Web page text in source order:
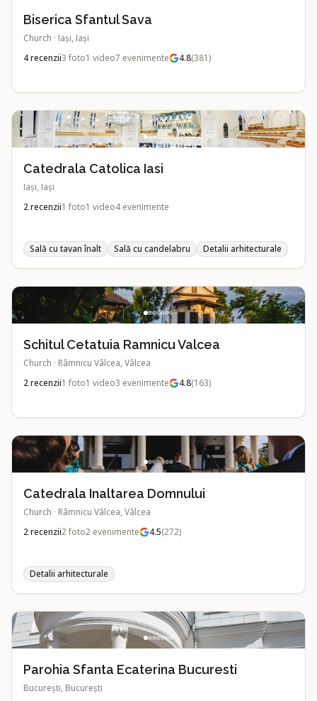
Biserica Sfantul Sava
Church · Iași, Iași
4recenzii3 foto1 video7 evenimente 4.8(381)
Catedrala Catolica Iasi
Iași, Iași
2recenzii1 foto1 video4evenimente
Sală cu tavan înalt Sală cu candelabru Detalii arhitecturale
Schitul Cetatuia Ramnicu Valcea
Church · Râmnicu Vâlcea, Vâlcea
2recenzii1 foto1 video3 evenimente 4.8(163)
Catedrala Inaltarea Domnului
Church · Râmnicu Vâlcea, Vâlcea
2recenzii2foto2 evenimente 4.5(272)
Detalii arhitecturale
Parohia Sfanta Ecaterina Bucuresti
București, București